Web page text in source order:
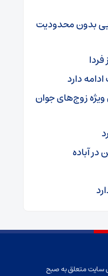
بدون محدودیت
دارد
زوج‌های جوان
در آباده
سایت متعلق به صبح